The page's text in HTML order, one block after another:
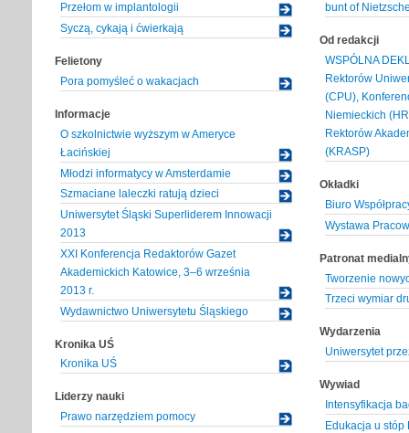
Przełom w implantologii
Syczą, cykają i ćwierkają
Felietony
Pora pomyśleć o wakacjach
Informacje
O szkolnictwie wyższym w Ameryce
Łacińskiej
Młodzi informatycy w Amsterdamie
Szmaciane laleczki ratują dzieci
Uniwersytet Śląski Superliderem Innowacji
2013
XXI Konferencja Redaktorów Gazet
Akademickich Katowice, 3–6 września
2013 r.
Wydawnictwo Uniwersytetu Śląskiego
Kronika UŚ
Kronika UŚ
Liderzy nauki
Prawo narzędziem pomocy
bunt of
Od redakcji
WSPÓLNA
Rektorów
(CPU),
Niemieckich
Rektorów
(KRASP)
Okładki
Biuro
Wystawa
Patronat
Tworzenie
Trzeci wymiar
Wydarzenia
Uniwersytet
Wywiad
Intensyfikacja
Edukacja u stóp